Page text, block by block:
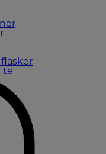
te